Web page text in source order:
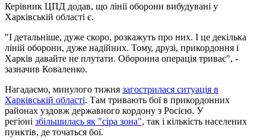
Керівник ЦПД додав, що лінії оборони вибудувані у
Харківській області є.
"І детальніше, дуже скоро, розкажуть про них. І це декілька
ліній оборони, дуже надійних. Тому, друзі, прикордоння і
Харків давайте не плутати. Оборонна операція триває", -
зазначив Коваленко.
Нагадаємо, минулого тижня загострилася ситуація в
Харківській області. Там тривають бої в прикордонних
районах уздовж державного кордону з Росією. У
регіоні збільшилась як "сіра зона", так і кількість населених
пунктів, де точаться бої.